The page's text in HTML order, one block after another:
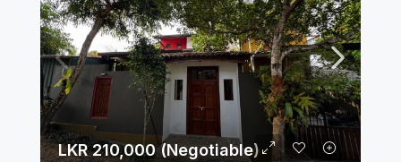
LKR 210,000 (Negotiable)